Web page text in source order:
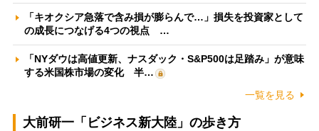
「キオクシア急落で含み損が膨らんで…」損失を投資家として
の成長につなげる4つの視点 …
「NYダウは高値更新、ナスダック・S&P500は足踏み」が意味
する米国株市場の変化 半…
一覧を見る
大前研一「ビジネス新大陸」の歩き方